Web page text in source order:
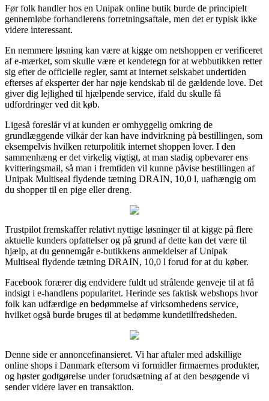
Før folk handler hos en Unipak online butik burde de principielt
gennemløbe forhandlerens forretningsaftale, men det er typisk ikke
videre interessant.
En nemmere løsning kan være at kigge om netshoppen er verificeret
af e-mærket, som skulle være et kendetegn for at webbutikken retter
sig efter de officielle regler, samt at internet selskabet undertiden
efterses af eksperter der har nøje kendskab til de gældende love. Det
giver dig lejlighed til hjælpende service, ifald du skulle få
udfordringer ved dit køb.
Ligeså foreslår vi at kunden er omhyggelig omkring de
grundlæggende vilkår der kan have indvirkning på bestillingen, som
eksempelvis hvilken returpolitik internet shoppen lover. I den
sammenhæng er det virkelig vigtigt, at man stadig opbevarer ens
kvitteringsmail, så man i fremtiden vil kunne påvise bestillingen af
Unipak Multiseal flydende tætning DRAIN, 10,0 l, uafhængig om
du shopper til en pige eller dreng.
Trustpilot fremskaffer relativt nyttige løsninger til at kigge på flere
aktuelle kunders opfattelser og på grund af dette kan det være til
hjælp, at du gennemgår e-butikkens anmeldelser af Unipak
Multiseal flydende tætning DRAIN, 10,0 l forud for at du køber.
Facebook forærer dig endvidere fuldt ud strålende genveje til at få
indsigt i e-handlens popularitet. Herinde ses faktisk webshops hvor
folk kan udfærdige en bedømmelse af virksomhedens service,
hvilket også burde bruges til at bedømme kundetilfredsheden.
Denne side er annoncefinansieret. Vi har aftaler med adskillige
online shops i Danmark eftersom vi formidler firmaernes produkter,
og høster godtgørelse under forudsætning af at den besøgende vi
sender videre laver en transaktion.